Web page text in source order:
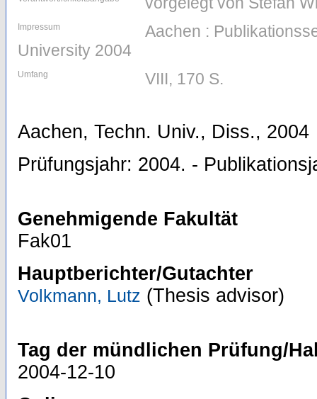
Impressum
Aachen :
University 2004
Umfang VIII, 170 S.
Aachen, Techn. Univ., Diss., 2004
Prüfungsjahr: 2004. -
Genehmigende Fakultät
Fak01
Hauptberichter/Gutachter
Volkmann, Lutz (Thesis advisor)
Tag der mündlichen Prüfung/
2004-12-10